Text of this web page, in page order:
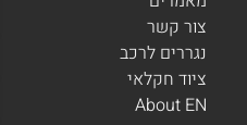
צור קשר
נגררים לרכב
ציוד חקלאי
About EN